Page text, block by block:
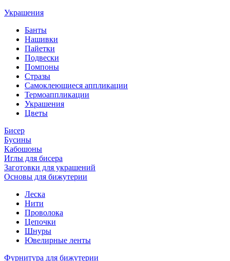
Украшения
Банты
Нашивки
Пайетки
Подвески
Помпоны
Стразы
Самоклеющиеся аппликации
Термоаппликации
Украшения
Цветы
Бисер
Бусины
Кабошоны
Иглы для бисера
Заготовки для украшений
Основы для бижутерии
Леска
Нити
Проволока
Цепочки
Шнуры
Ювелирные ленты
Фурнитура для бижутерии